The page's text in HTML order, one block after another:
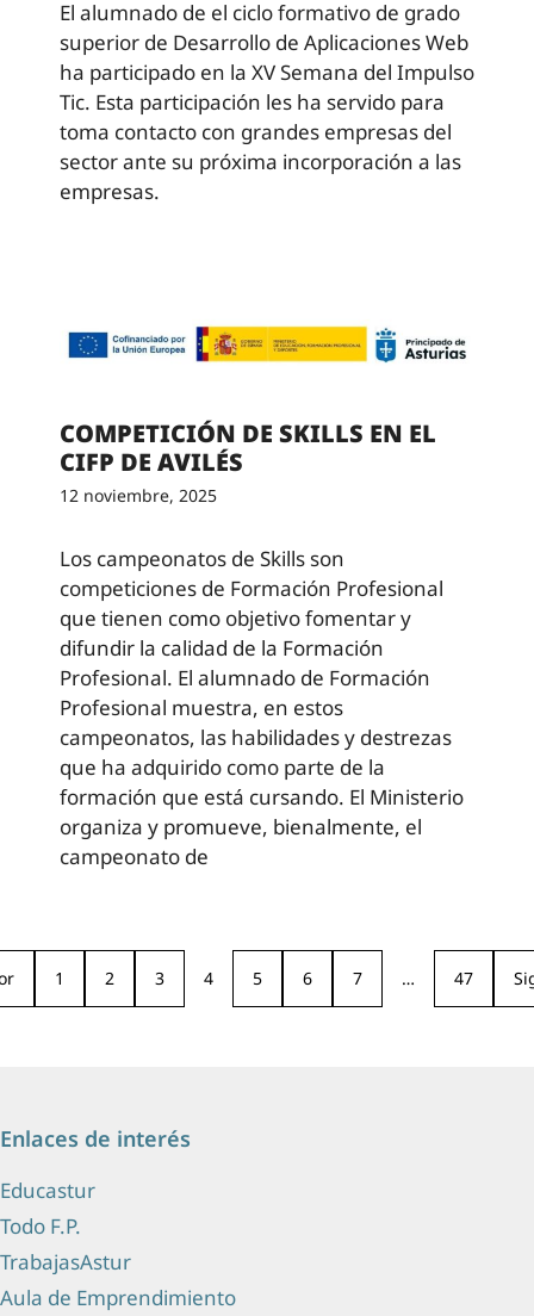
El alumnado de el ciclo formativo de grado
superior de Desarrollo de Aplicaciones Web
ha participado en la XV Semana del Impulso
Tic. Esta participación les ha servido para
toma contacto con grandes empresas del
sector ante su próxima incorporación a las
empresas.
COMPETICIÓN DE SKILLS EN EL
CIFP DE AVILÉS
12 noviembre, 2025
Los campeonatos de Skills son
competiciones de Formación Profesional
que tienen como objetivo fomentar y
difundir la calidad de la Formación
Profesional. El alumnado de Formación
Profesional muestra, en estos
campeonatos, las habilidades y destrezas
que ha adquirido como parte de la
formación que está cursando. El Ministerio
organiza y promueve, bienalmente, el
campeonato de
1 2 3 4 5 6 7 … 47
Enlaces de interés
Educastur
Todo F.P.
TrabajasAstur
Aula de Emprendimiento